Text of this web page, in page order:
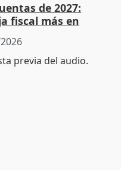
de 2027:
fiscal más en